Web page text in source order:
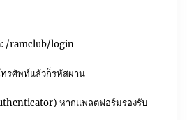
: /ramclub/login
รศัพท์แล้วก็รหัสผ่าน
หากแพลตฟอร์มรองรับ